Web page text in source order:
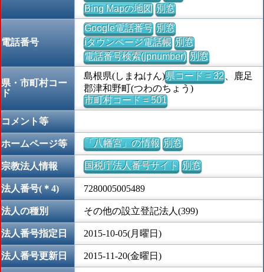
Bing Mapの地図 別窓
電話番号
Google電話番号 別窓
iタウンページ電話帳 別窓
電話番号検索(jpnumber) 別窓
県・市町村コー
ド
島根県(しまねけん)県コード = 32、鹿足
郡津和野町(つわのちょう)
市町村コード = 501
コメント等
ホームページ等 「八幡宮」の情報 別窓
宗教法人情報 国税庁法人番号サイト 別窓
法人番号(＊4) 7280005005489
法人の種別 その他の設立登記法人(399)
法人番号指定日 2015-10-05(月曜日)
法人番号更新日 2015-11-20(金曜日)